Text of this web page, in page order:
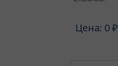
Цена: 0 ₽